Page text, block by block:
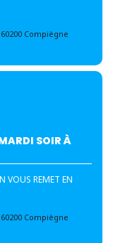
Compiègne
SOIR À
VOUS REMET EN
Compiègne